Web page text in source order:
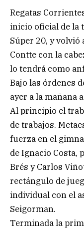
Regatas
inicio oficial de la
Súper 20, y volvió
Contte con la
lo tendrá como
Bajo las órdenes
ayer a la mañana
Al principio el
de trabajos.
fuerza en el
de Ignacio Costa,
Brés y Carlos
rectángulo de
individual con el
Seigorman.
Terminada la